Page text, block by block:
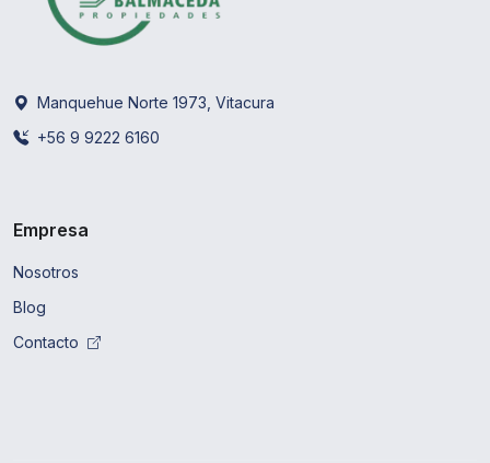
Manquehue Norte 1973, Vitacura
+56 9 9222 6160
Empresa
Nosotros
Blog
Contacto